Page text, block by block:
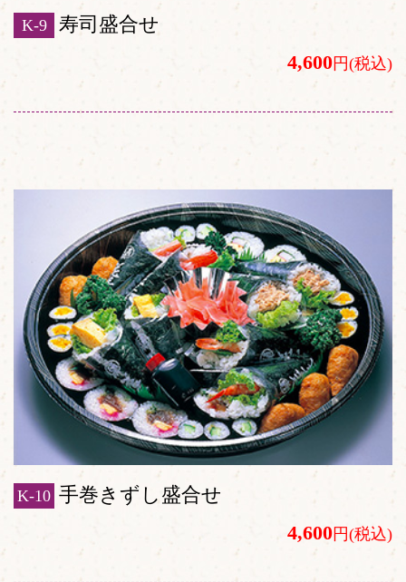
K-9
寿司盛合せ
4,600円(税込)
K-10 手巻きずし盛合せ
4,600円(税込)